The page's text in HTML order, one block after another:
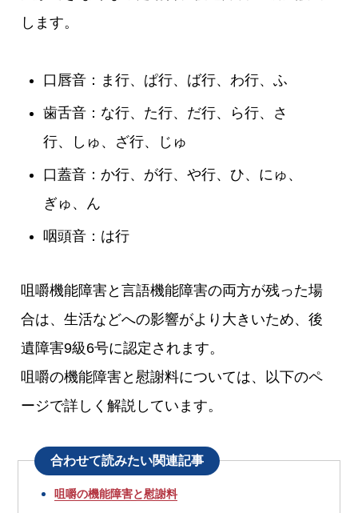
します。
口唇音：ま行、ぱ行、ば行、わ行、ふ
歯舌音：な行、た行、だ行、ら行、さ
行、しゅ、ざ行、じゅ
口蓋音：か行、が行、や行、ひ、にゅ、
ぎゅ、ん
咽頭音：は行
咀嚼機能障害と言語機能障害の両方が残った場
合は、生活などへの影響がより大きいため、後
遺障害9級6号に認定されます。
咀嚼の機能障害と慰謝料については、以下のペ
ージで詳しく解説しています。
合わせて読みたい関連記事
咀嚼の機能障害と慰謝料